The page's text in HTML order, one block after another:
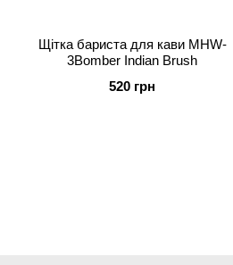
Щітка бариста для кави MHW-
3Bomber Indian Brush
520 грн